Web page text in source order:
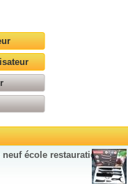
école restauration